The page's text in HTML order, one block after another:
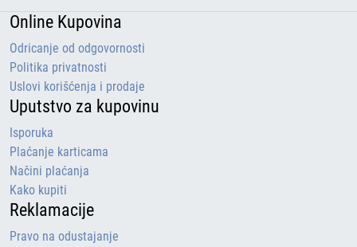
Online Kupovina
Odricanje od odgovornosti
Politika privatnosti
Uslovi korišćenja i prodaje
Uputstvo za kupovinu
Isporuka
Plaćanje karticama
Načini plaćanja
Kako kupiti
Reklamacije
Pravo na odustajanje